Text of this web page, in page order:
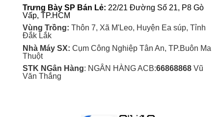
Trưng Bày SP Bán Lẻ: 22/21 Đường Số 21, P8 Gò
Vấp, TP.HCM
Vùng Trồng: Thôn 7, Xã M'Leo, Huyện Ea súp, Tỉnh
Đắk Lắk
Nhà Máy SX: Cụm Công Nghiệp Tân An, TP.Buôn Ma
Thuột
STK NGân Hàng: NGÂN HÀNG ACB:66868868Vũ
Văn Thắng